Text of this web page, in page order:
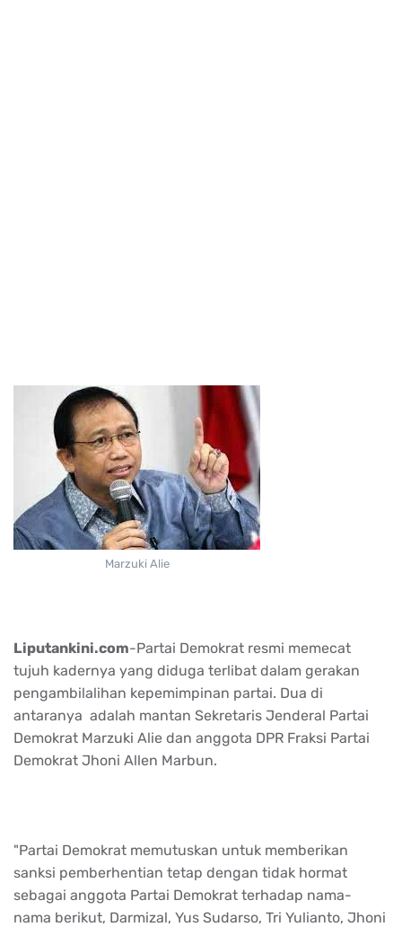
Marzuki Alie
Liputankini.com-Partai Demokrat resmi memecat
tujuh kadernya yang diduga terlibat dalam gerakan
pengambilalihan kepemimpinan partai. Dua di
antaranya adalah mantan Sekretaris Jenderal Partai
Demokrat Marzuki Alie dan anggota DPR Fraksi Partai
Demokrat Jhoni Allen Marbun.
"Partai Demokrat memutuskan untuk memberikan
sanksi pemberhentian tetap dengan tidak hormat
sebagai anggota Partai Demokrat terhadap nama-
nama berikut, Darmizal, Yus Sudarso, Tri Yulianto, Jhoni